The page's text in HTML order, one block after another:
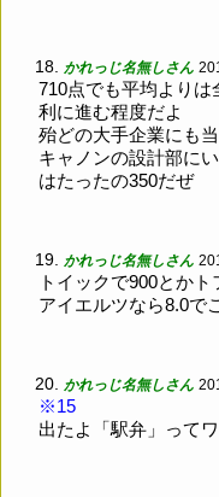
18. かれっじ名無しさん
710点でも平均より
利に進む程度だよ
殆どの大手企業にも
キャノンの設計部に
はたったの350だぜ
19. かれっじ名無しさん
トイックで900とか
アイエルツなら8.0で
20. かれっじ名無しさん
※15
出たよ「駅弁」って